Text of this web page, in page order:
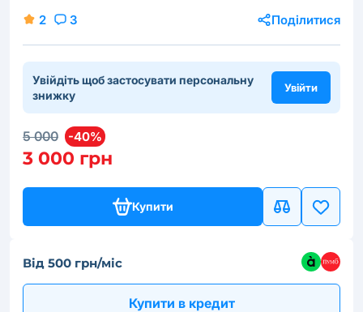
2 3 Поділитися
Увійдіть щоб застосувати персональну
знижку
Увійти
5 000 -40%
3 000 грн
Купити
Від 500 грн/міс
Купити в кредит